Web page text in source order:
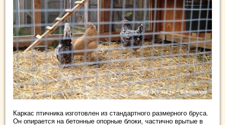
Каркас птичника изготовлен из стандартного размерного бруса.
Он опирается на бетонные опорные блоки, частично врытые в